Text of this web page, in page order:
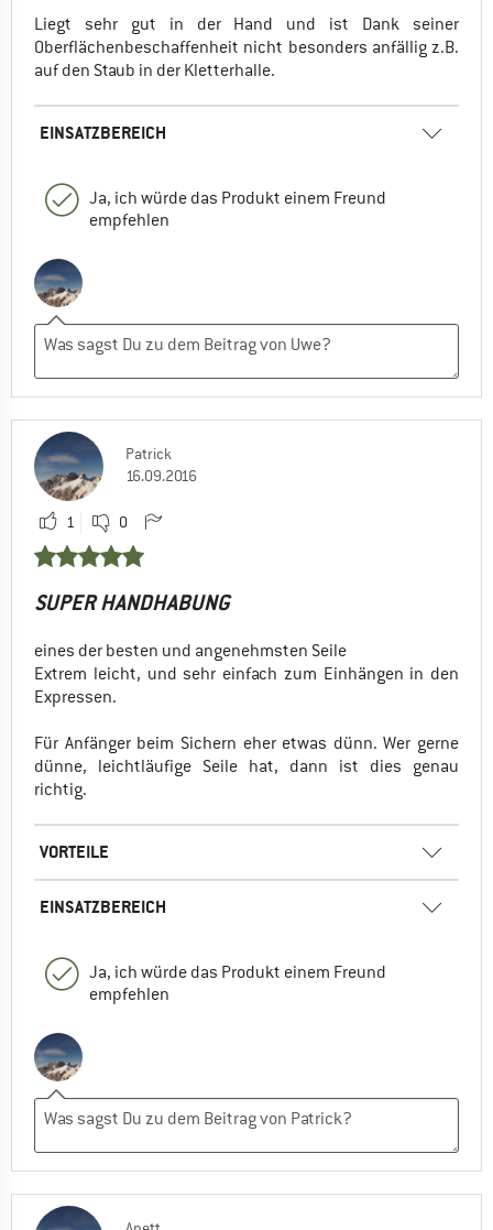
Liegt sehr gut in der Hand und ist Dank seiner
Oberflächenbeschaffenheit nicht besonders anfällig z.B.
auf den Staub in der Kletterhalle.
EINSATZBEREICH
Ja, ich würde das Produkt einem Freund
empfehlen
Patrick
16.09.2016
1 0
SUPER HANDHABUNG
eines der besten und angenehmsten Seile
Extrem leicht, und sehr einfach zum Einhängen in den
Expressen.
Für Anfänger beim Sichern eher etwas dünn. Wer gerne
dünne, leichtläufige Seile hat, dann ist dies genau
richtig.
VORTEILE
EINSATZBEREICH
Ja, ich würde das Produkt einem Freund
empfehlen